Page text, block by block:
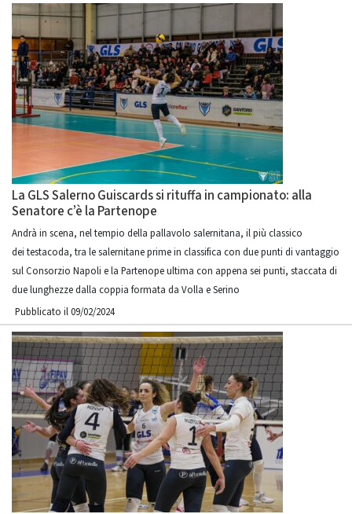
La GLS Salerno Guiscards si rituffa in campionato: alla
Senatore c’è la Partenope
Andrà in scena, nel tempio della pallavolo salernitana, il più classico
dei testacoda, tra le salernitane prime in classifica con due punti di vantaggio
sul Consorzio Napoli e la Partenope ultima con appena sei punti, staccata di
due lunghezze dalla coppia formata da Volla e Serino
Pubblicato il 09/02/2024